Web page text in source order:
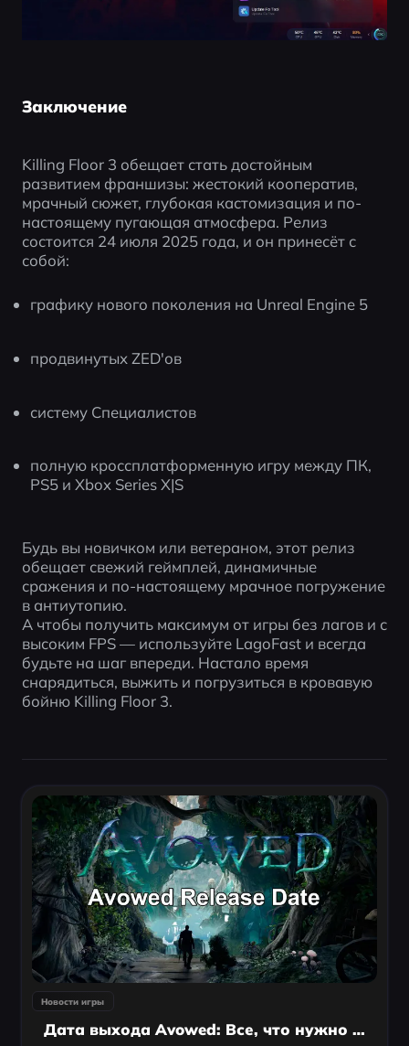
Заключение
Killing Floor 3 обещает стать достойным
развитием франшизы: жестокий кооператив,
мрачный сюжет, глубокая кастомизация и по-
настоящему пугающая атмосфера. Релиз
состоится 24 июля 2025 года, и он принесёт с
собой:
графику нового поколения на Unreal Engine 5
продвинутых ZED'ов
систему Специалистов
полную кроссплатформенную игру между ПК,
PS5 и Xbox Series X|S
Будь вы новичком или ветераном, этот релиз
обещает свежий геймплей, динамичные
сражения и по-настоящему мрачное погружение
в антиутопию.
А чтобы получить максимум от игры без лагов и с
высоким FPS — используйте LagoFast и всегда
будьте на шаг впереди. Настало время
снарядиться, выжить и погрузиться в кровавую
бойню Killing Floor 3.
Новости игры
Дата выхода Avowed: Все, что нужно знать